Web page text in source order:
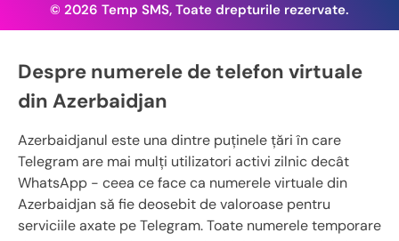
© 2026 Temp SMS, Toate drepturile rezervate.
Despre numerele de telefon virtuale
din Azerbaidjan
Azerbaidjanul este una dintre puținele țări în care
Telegram are mai mulți utilizatori activi zilnic decât
WhatsApp - ceea ce face ca numerele virtuale din
Azerbaidjan să fie deosebit de valoroase pentru
serviciile axate pe Telegram. Toate numerele temporare